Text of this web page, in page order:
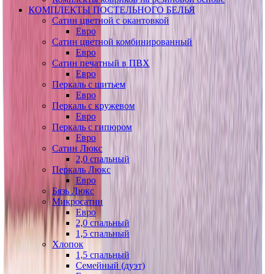
КОМПЛЕКТЫ ПОСТЕЛЬНОГО БЕЛЬЯ
Сатин цветной с окантовкой
Евро
Сатин цветной комбинированный
Евро
Сатин печатный в ПВХ
Евро
Перкаль с шитьем
Евро
Перкаль с кружевом
Евро
Перкаль с гипюром
Евро
Сатин Люкс
2,0 спальный
Перкаль Люкс
Евро
Бязь Люкс
Микросатин
Евро
2,0 спальный
1,5 спальный
Хлопок
1,5 спальный
Семейный (дуэт)